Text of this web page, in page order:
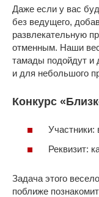
Даже если у вас
без ведущего,
развлекательную
отменным. Наши
тамады подойдут и
и для небольшого
Конкурс
Реквизит:
Задача этого
поближе